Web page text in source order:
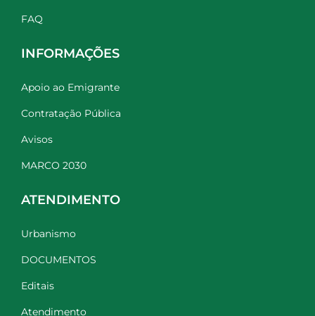
FAQ
INFORMAÇÕES
Apoio ao Emigrante
Contratação Pública
Avisos
MARCO 2030
ATENDIMENTO
Urbanismo
DOCUMENTOS
Editais
Atendimento